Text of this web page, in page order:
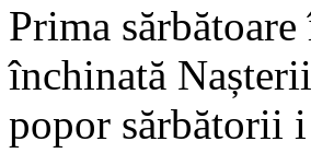
Prima
închinată
popor sărbătorii